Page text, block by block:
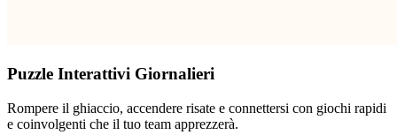
Puzzle Interattivi Giornalieri
Rompere il ghiaccio, accendere risate e connettersi con giochi rapidi
e coinvolgenti che il tuo team apprezzerà.